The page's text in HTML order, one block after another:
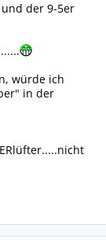
der 9-5er
würde ich
in der